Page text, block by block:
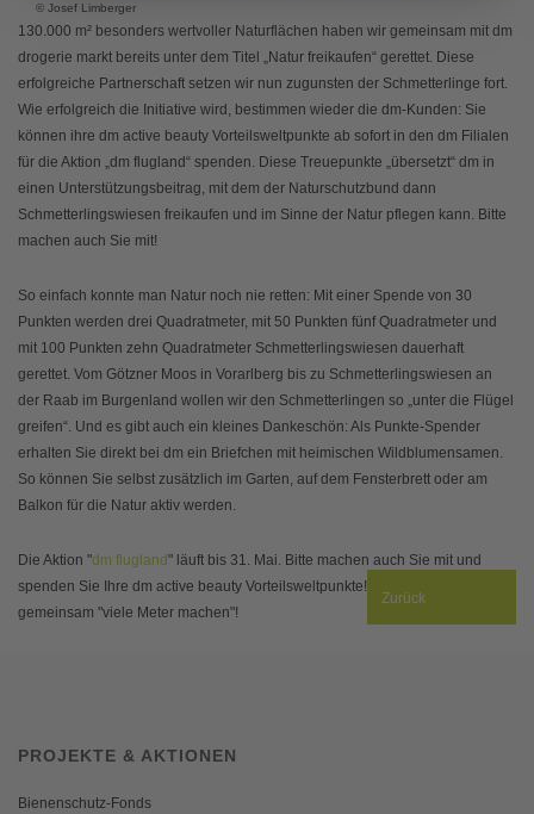
© Josef Limberger
130.000 m² besonders wertvoller Naturflächen haben wir gemeinsam mit dm
drogerie markt bereits unter dem Titel „Natur freikaufen“ gerettet. Diese
erfolgreiche Partnerschaft setzen wir nun zugunsten der Schmetterlinge fort.
Wie erfolgreich die Initiative wird, bestimmen wieder die dm-Kunden: Sie
können ihre dm active beauty Vorteilsweltpunkte ab sofort in den dm Filialen
für die Aktion „dm flugland“ spenden. Diese Treuepunkte „übersetzt“ dm in
einen Unterstützungsbeitrag, mit dem der Naturschutzbund dann
Schmetterlingswiesen freikaufen und im Sinne der Natur pflegen kann. Bitte
machen auch Sie mit!
So einfach konnte man Natur noch nie retten: Mit einer Spende von 30
Punkten werden drei Quadratmeter, mit 50 Punkten fünf Quadratmeter und
mit 100 Punkten zehn Quadratmeter Schmetterlingswiesen dauerhaft
gerettet. Vom Götzner Moos in Vorarlberg bis zu Schmetterlingswiesen an
der Raab im Burgenland wollen wir den Schmetterlingen so „unter die Flügel
greifen“. Und es gibt auch ein kleines Dankeschön: Als Punkte-Spender
erhalten Sie direkt bei dm ein Briefchen mit heimischen Wildblumensamen.
So können Sie selbst zusätzlich im Garten, auf dem Fensterbrett oder am
Balkon für die Natur aktiv werden.
Die Aktion "dm flugland" läuft bis 31. Mai. Bitte machen auch Sie mit und
spenden Sie Ihre dm active beauty Vorteilsweltpunkte! So können wir
gemeinsam "viele Meter machen"!
Zurück
PROJEKTE & AKTIONEN
Bienenschutz-Fonds